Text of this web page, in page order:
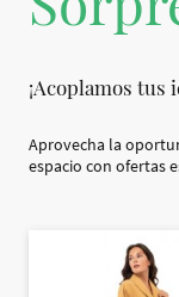
¡Acoplamos tus
Aprovecha la
espacio con ofertas